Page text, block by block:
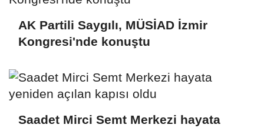
AK Partili Saygılı, MÜSİAD İzmir
Kongresi'nde konuştu
Saadet Mirci Semt Merkezi hayata